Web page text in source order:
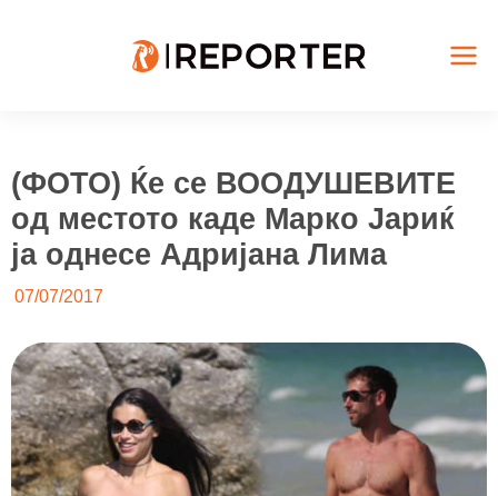
(ФОТО) Ќе се ВООДУШЕВИТЕ
од местото каде Марко Јариќ
ја однесе Адријана Лима
07/07/2017